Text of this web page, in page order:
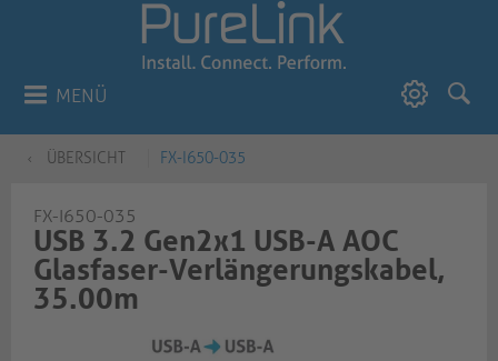
MENÜ
ÜBERSICHT FX-I650-035
FX-I650-035
USB 3.2 Gen2x1 USB-A AOC
Glasfaser-Verlängerungskabel,
35.00m